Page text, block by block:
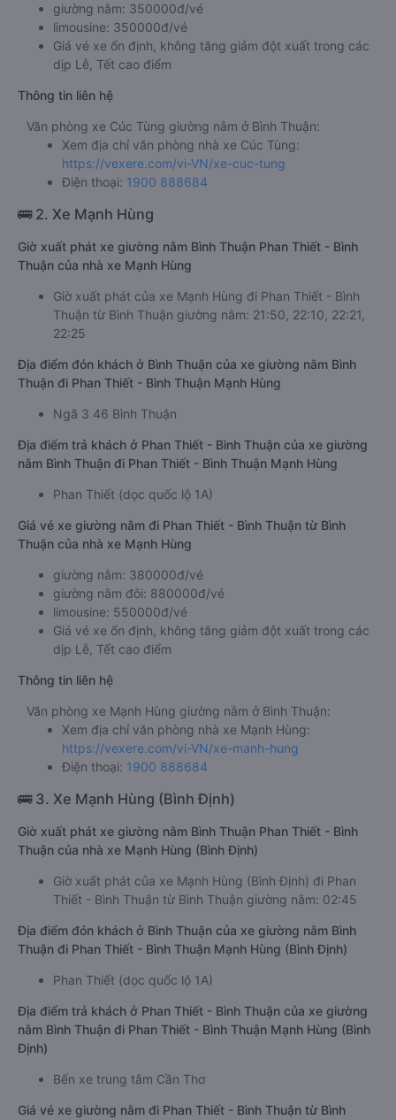
giường nằm: 350000đ/vé
limousine: 350000đ/vé
Giá vé xe ổn định, không tăng giảm đột xuất trong các
dịp Lễ, Tết cao điểm
Thông tin liên hệ
Văn phòng xe Cúc Tùng giường nằm ở Bình Thuận:
Xem địa chỉ văn phòng nhà xe Cúc Tùng:
https://vexere.com/vi-VN/xe-cuc-tung
Điện thoại: 1900 888684
🚌 2. Xe Mạnh Hùng
Giờ xuất phát xe giường nằm Bình Thuận Phan Thiết - Bình
Thuận của nhà xe Mạnh Hùng
Giờ xuất phát của xe Mạnh Hùng đi Phan Thiết - Bình
Thuận từ Bình Thuận giường nằm: 21:50, 22:10, 22:21,
22:25
Địa điểm đón khách ở Bình Thuận của xe giường nằm Bình
Thuận đi Phan Thiết - Bình Thuận Mạnh Hùng
Ngã 3 46 Bình Thuận
Địa điểm trả khách ở Phan Thiết - Bình Thuận của xe giường
nằm Bình Thuận đi Phan Thiết - Bình Thuận Mạnh Hùng
Phan Thiết (dọc quốc lộ 1A)
Giá vé xe giường nằm đi Phan Thiết - Bình Thuận từ Bình
Thuận của nhà xe Mạnh Hùng
giường nằm: 380000đ/vé
giường nằm đôi: 880000đ/vé
limousine: 550000đ/vé
Giá vé xe ổn định, không tăng giảm đột xuất trong các
dịp Lễ, Tết cao điểm
Thông tin liên hệ
Văn phòng xe Mạnh Hùng giường nằm ở Bình Thuận:
Xem địa chỉ văn phòng nhà xe Mạnh Hùng:
https://vexere.com/vi-VN/xe-manh-hung
Điện thoại: 1900 888684
🚌 3. Xe Mạnh Hùng (Bình Định)
Giờ xuất phát xe giường nằm Bình Thuận Phan Thiết - Bình
Thuận của nhà xe Mạnh Hùng (Bình Định)
Giờ xuất phát của xe Mạnh Hùng (Bình Định) đi Phan
Thiết - Bình Thuận từ Bình Thuận giường nằm: 02:45
Địa điểm đón khách ở Bình Thuận của xe giường nằm Bình
Thuận đi Phan Thiết - Bình Thuận Mạnh Hùng (Bình Định)
Phan Thiết (dọc quốc lộ 1A)
Địa điểm trả khách ở Phan Thiết - Bình Thuận của xe giường
nằm Bình Thuận đi Phan Thiết - Bình Thuận Mạnh Hùng (Bình
Định)
Bến xe trung tâm Cần Thơ
Giá vé xe giường nằm đi Phan Thiết - Bình Thuận từ Bình